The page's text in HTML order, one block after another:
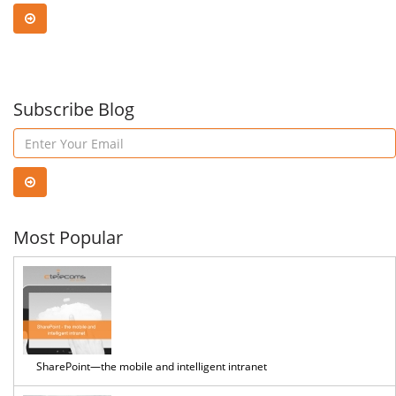
...
ROI
Subscribe Blog
Most Popular
SharePoint—the mobile and intelligent intranet